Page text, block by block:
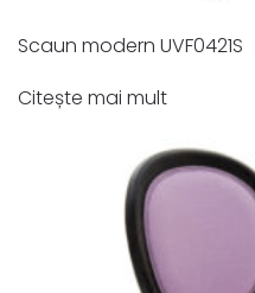
Scaun modern UVF0421S
Citește mai mult